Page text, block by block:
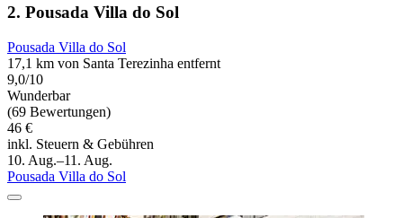
2. Pousada Villa do Sol
Pousada Villa do Sol
17,1 km von Santa Terezinha entfernt
9,0/10
Wunderbar
(69 Bewertungen)
46 €
inkl. Steuern & Gebühren
10. Aug.–11. Aug.
Pousada Villa do Sol